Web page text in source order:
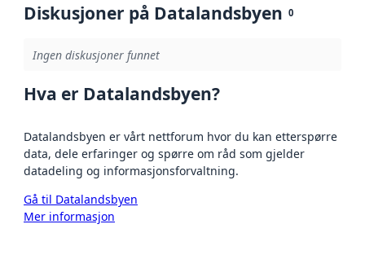
Diskusjoner på Datalandsbyen 0
Ingen diskusjoner funnet
Hva er Datalandsbyen?
Datalandsbyen er vårt nettforum hvor du kan etterspørre
data, dele erfaringer og spørre om råd som gjelder
datadeling og informasjonsforvaltning.
Gå til Datalandsbyen
Mer informasjon